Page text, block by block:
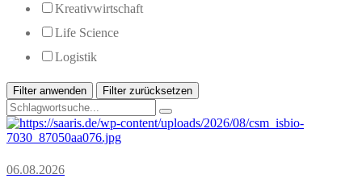
Kreativwirtschaft
Life Science
Logistik
Filter anwenden Filter zurücksetzen
06.08.2026